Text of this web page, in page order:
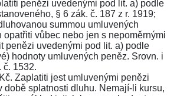
penězi uvedenými pod lit. a) podle
§ 6 zák. č. 187 z r. 1919;
summou umluvených
opatřiti vůbec nebo jen s nepoměrnými
penězi uvedenými pod lit. a) podle
hodnoty umluvených peněz. Srovn. i
č. 1532.
Zaplatiti jest umluvenými penězi
době splatnosti dluhu. Nemají-li kursu,